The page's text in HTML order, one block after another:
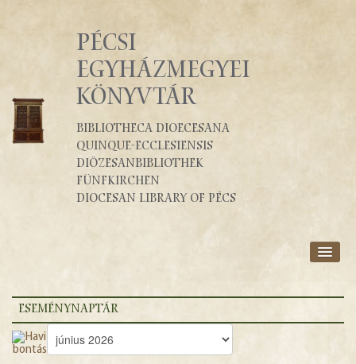
PÉCSI
EGYHÁZMEGYEI
KÖNYVTÁR
Bibliotheca Dioecesana
Quinque-Ecclesiensis
Diözesanbibliothek
Fünfkirchen
Diocesan Library of Pécs
KATALÓGUSOK
BLOG
ESEMÉNYNAPTÁR